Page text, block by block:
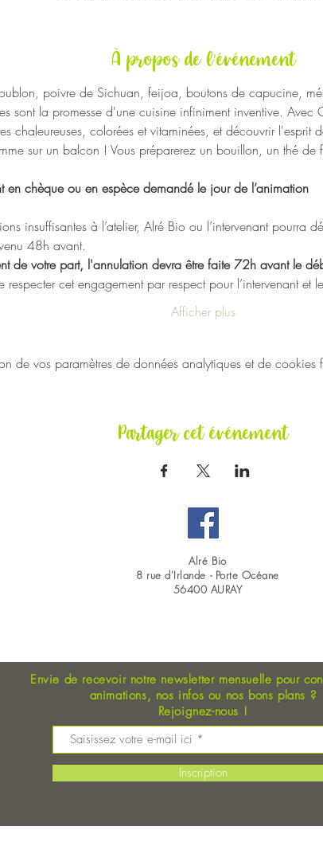
À propos de l'événement
poivre de Sichuan, feijoa, boutons de capucine,
sont la promesse d'une cuisine infiniment inventive. Avec
chaleureuses, colorées et vitaminées, et découvrir l'esprit
sur un balcon ! Vous préparerez un bouillon, un thé de
en chèque ou en espèce demandé le jour de l’animation
insuffisantes à l’atelier, Alré Bio ou l’intervenant pourra
48h avant.
de votre part, l'annulation devra être faite 72h avant le
respecter cet engagement par respect pour l’intervenant et
Afficher plus
de vos paramètres de données analytiques et de cookies
Partager cet événement
Alré Bio
8 rue d'Irlande - Porte Océane
56400 AURAY
Envie de recevoir notre newsletter mensuelle pour
animations, nos infos ou nos bons plans ?
Rejoignez-nous !
Inscription